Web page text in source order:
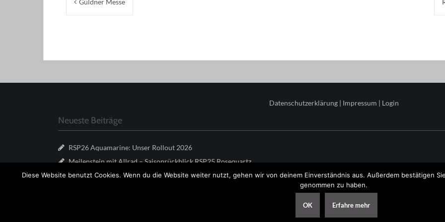
Güldner Messe
Datenschutzerklärung| Impressum | Login
Neueste Beiträge
RSP26 Aquamarine: Unser Rollout 2026
Meilenstein mit Allrad – Saisonrückblick RSP25 Rosequartz
Faces of Rennschmiede #21
Diese Website benutzt Cookies. Wenn du die Website weiter nutzt, gehen wir von deinem Einverständnis aus. Außerdem bestätigen
genommen zu haben.
OK Erfahre mehr